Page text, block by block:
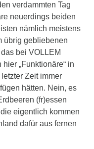
verdammten Tag
neuerdings beiden
nämlich meistens
übrig gebliebenen
bei VOLLEM
„Funktionäre“ in
Zeit immer
hätten. Nein, es
(fr)essen
eigentlich kommen
dafür aus fernen